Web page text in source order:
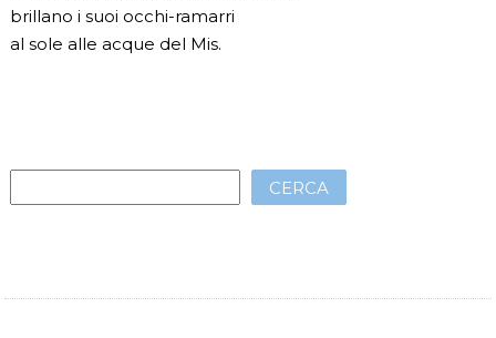
brillano i suoi occhi-ramarri
al sole alle acque del Mis.
CERCA